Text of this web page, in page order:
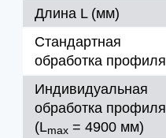
Длина L (мм)
Стандартная
обработка профиля
Индивидуальная
обработка профиля
(Lmax = 4900 мм)